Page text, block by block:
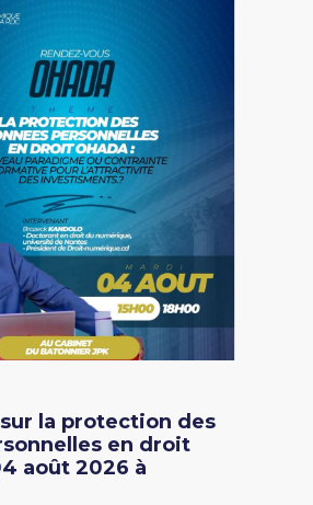
la protection des
en droit
août 2026 à